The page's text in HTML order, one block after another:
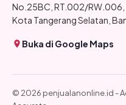
No.25BC, RT.002/RW.006,
Kota Tangerang Selatan,
Buka di Google Maps
© 2026 penjualanonline.id -